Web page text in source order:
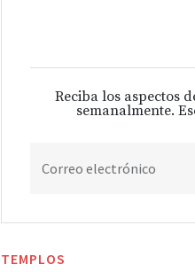
Reciba los aspectos
semanalmente.
Correo electrónico
TEMPLOS